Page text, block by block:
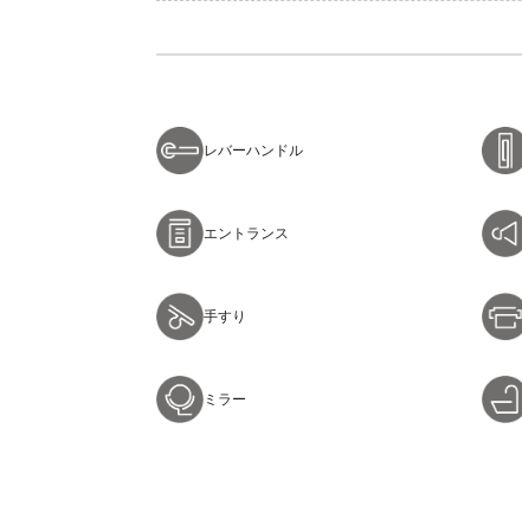
レバーハンドル
エントランス
手すり
ミラー